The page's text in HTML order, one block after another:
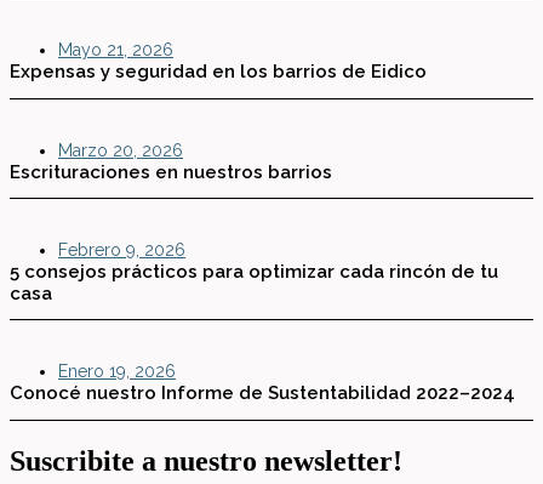
Mayo 21, 2026
Expensas y seguridad en los barrios de Eidico
Marzo 20, 2026
Escrituraciones en nuestros barrios
Febrero 9, 2026
5 consejos prácticos para optimizar cada rincón de tu
casa
Enero 19, 2026
Conocé nuestro Informe de Sustentabilidad 2022–2024
Suscribite a nuestro newsletter!